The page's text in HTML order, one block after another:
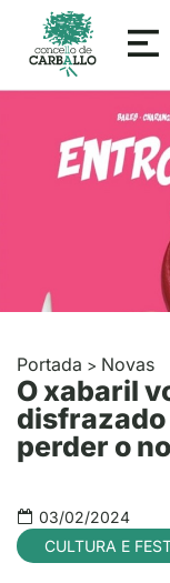
Portada > Novas
O xabaril
disfrazado
perder o
03/02/2024
CULTURA E